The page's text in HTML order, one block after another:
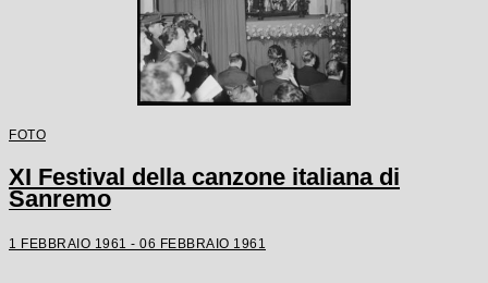
FOTO
XI Festival della canzone italiana di
Sanremo
1 FEBBRAIO 1961 - 06 FEBBRAIO 1961